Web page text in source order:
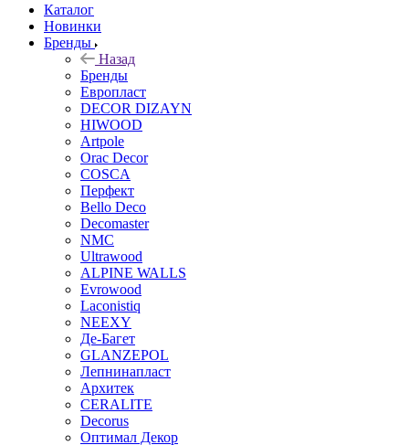
Каталог
Новинки
Бренды
Назад
Бренды
Европласт
DECOR DIZAYN
HIWOOD
Artpole
Orac Decor
COSCA
Перфект
Bello Deco
Decomaster
NMС
Ultrawood
ALPINE WALLS
Evrowood
Laconistiq
NEEXY
Де-Багет
GLANZEPOL
Лепнинапласт
Архитек
CERALITE
Decorus
Оптимал Декор